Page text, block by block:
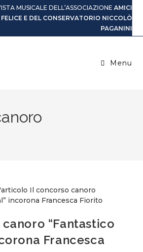
MUSICALE DELL’ASSOCIAZIONE AMICI
E DEL CONSERVATORIO NICCOLÒ
PAGANINI
Menu
“Fantastico
Francesca